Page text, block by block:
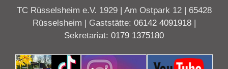
TC Rüsselsheim e.V. 1929 | Am Ostpark 12 | 65428
Rüsselsheim | Gaststätte: 06142 4091918|
Sekretariat: 0179 1375180